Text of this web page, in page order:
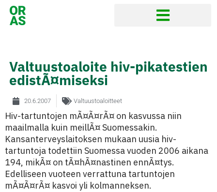
Valtuustoaloite hiv-pikatestien
edistÃ¤miseksi
20.6.2007 Valtuustoaloitteet
Hiv-tartuntojen mÃ¤Ã¤rÃ¤ on kasvussa niin
maailmalla kuin meillÃ¤ Suomessakin.
Kansanterveyslaitoksen mukaan uusia hiv-
tartuntoja todettiin Suomessa vuoden 2006 aikana
194, mikÃ¤ on tÃ¤hÃ¤nastinen ennÃ¤tys.
Edelliseen vuoteen verrattuna tartuntojen
mÃ¤Ã¤rÃ¤ kasvoi yli kolmanneksen.